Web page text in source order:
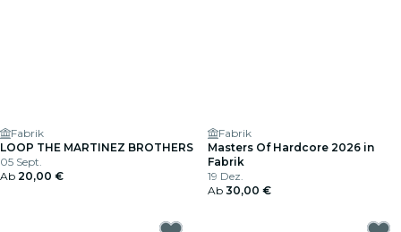
Fabrik
LOOP THE MARTINEZ BROTHERS
05 Sept.
Ab 20,00 €
Fabrik
Masters Of Hardcore 2026 in
Fabrik
19 Dez.
Ab 30,00 €